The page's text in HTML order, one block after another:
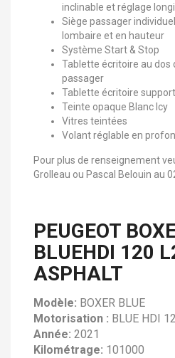
inclinable et réglage
Siège passager
lombaire et en hauteur
Système Start & Stop
Tablette écritoire au dos
passager
Tablette écritoire
Teinte opaque Blanc Icy
Vitres teintées
Volant réglable en
Pour plus de renseignement
Grolleau ou Pascal Belouin au
PEUGEOT
BLUEHDI 120
ASPHALT
Modèle: BOXER BLUE
Motorisation : BLUE HDI
Année: 2021
Kilométrage: 101000